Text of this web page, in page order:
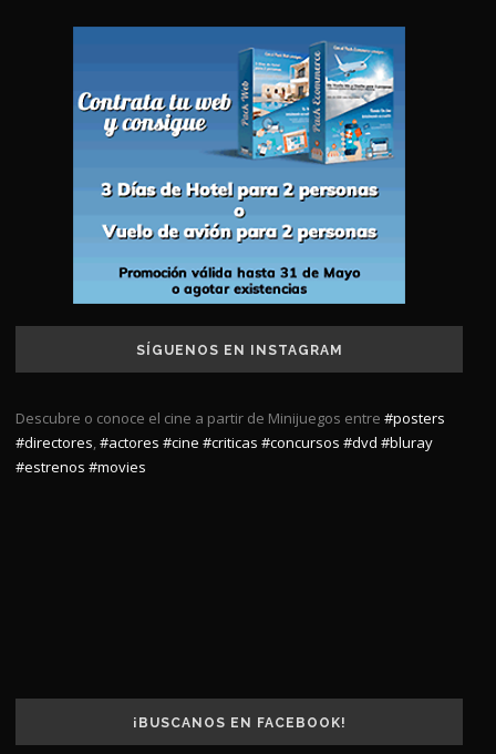
SÍGUENOS EN INSTAGRAM
Descubre o conoce el cine a partir de Minijuegos entre #posters
#directores,#actores #cine #criticas #concursos #dvd #bluray
#estrenos #movies
¡BUSCANOS EN FACEBOOK!